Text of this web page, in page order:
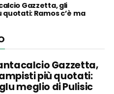
Gazzetta, gli
Ramos c’è ma
Gazzetta,
più quotati:
meglio di Pulisic